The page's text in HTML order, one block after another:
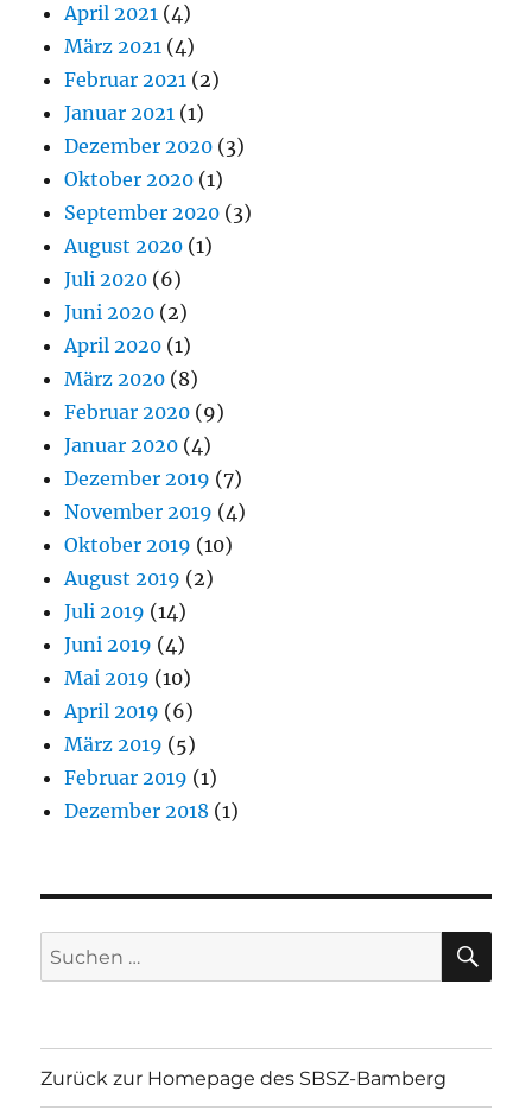
April 2021 (4)
März 2021 (4)
Februar 2021 (2)
Januar 2021 (1)
Dezember 2020 (3)
Oktober 2020 (1)
September 2020 (3)
August 2020 (1)
Juli 2020 (6)
Juni 2020 (2)
April 2020 (1)
März 2020 (8)
Februar 2020 (9)
Januar 2020 (4)
Dezember 2019 (7)
November 2019 (4)
Oktober 2019 (10)
August 2019 (2)
Juli 2019 (14)
Juni 2019 (4)
Mai 2019 (10)
April 2019 (6)
März 2019 (5)
Februar 2019 (1)
Dezember 2018 (1)
Suchen
nach:
Zurück zur Homepage des SBSZ-Bamberg